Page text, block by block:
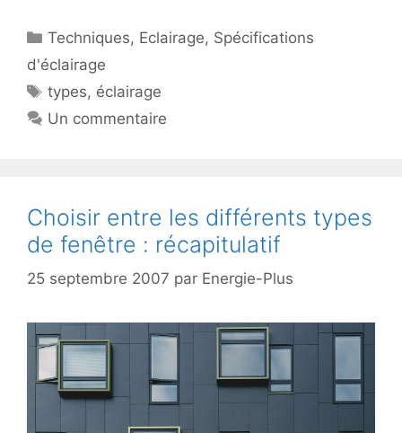
Catégories
Techniques, Eclairage, Spécifications
d'éclairage
Étiquettes
types, éclairage
Un commentaire
Choisir entre les différents types
de fenêtre : récapitulatif
25 septembre 2007 par Energie-Plus